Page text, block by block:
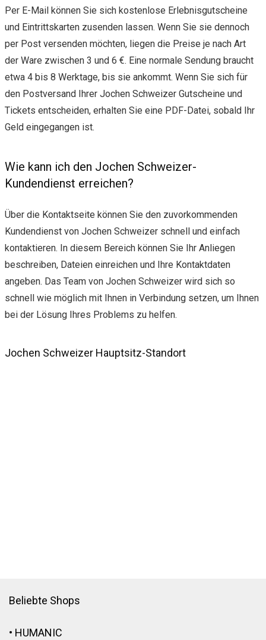
Per E-Mail können Sie sich kostenlose Erlebnisgutscheine
und Eintrittskarten zusenden lassen. Wenn Sie sie dennoch
per Post versenden möchten, liegen die Preise je nach Art
der Ware zwischen 3 und 6 €. Eine normale Sendung braucht
etwa 4 bis 8 Werktage, bis sie ankommt. Wenn Sie sich für
den Postversand Ihrer Jochen Schweizer Gutscheine und
Tickets entscheiden, erhalten Sie eine PDF-Datei, sobald Ihr
Geld eingegangen ist.
Wie kann ich den Jochen Schweizer-
Kundendienst erreichen?
Über die Kontaktseite können Sie den zuvorkommenden
Kundendienst von Jochen Schweizer schnell und einfach
kontaktieren. In diesem Bereich können Sie Ihr Anliegen
beschreiben, Dateien einreichen und Ihre Kontaktdaten
angeben. Das Team von Jochen Schweizer wird sich so
schnell wie möglich mit Ihnen in Verbindung setzen, um Ihnen
bei der Lösung Ihres Problems zu helfen.
Jochen Schweizer Hauptsitz-Standort
Beliebte Shops
• HUMANIC